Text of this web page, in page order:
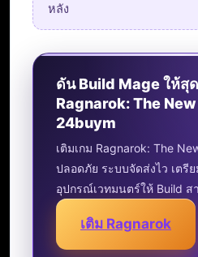
หลัง
ดัน Build Mage ให้สุ
Ragnarok: The
24buym
เติมเกม Ragnarok: The
ปลอดภัย ระบบจัดส่งไว เตรี
อุปกรณ์เวทมนตร์ให้ Build ส
เติม Ragnarok